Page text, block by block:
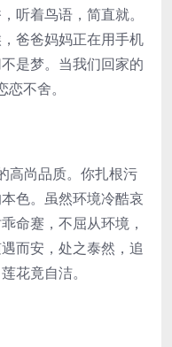
听着鸟语，简直就。
爸爸妈妈正在用手机
是梦。当我们回家的
不舍。
尚品质。你扎根污
色。虽然环境冷酷哀
命蹇，不屈从环境，
而安，处之泰然，追
花竟自洁。